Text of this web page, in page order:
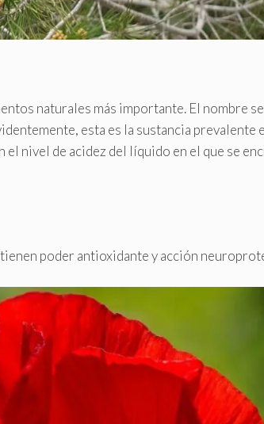
naturales más importante. El nombre
esta es la sustancia prevalente
nivel de acidez del líquido en el que se
poder antioxidante y acción